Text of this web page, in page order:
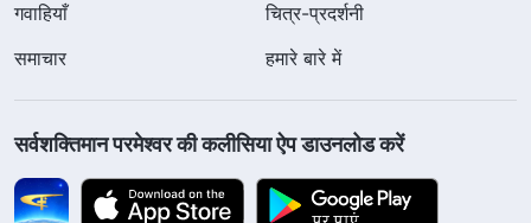
गवाहियाँ
चित्र-प्रदर्शनी
समाचार
हमारे बारे में
सर्वशक्तिमान परमेश्वर की कलीसिया ऐप डाउनलोड करें